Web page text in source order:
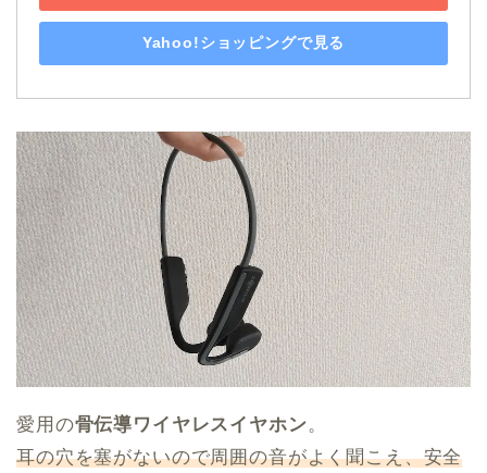
Yahoo!ショッピングで見る
愛用の骨伝導ワイヤレスイヤホン。
耳の穴を塞がないので周囲の音がよく聞こえ、安全